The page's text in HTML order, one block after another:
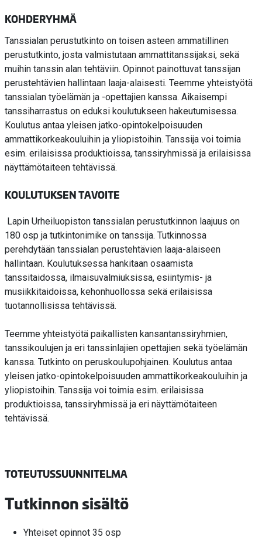
KOHDERYHMÄ
Tanssialan perustutkinto on toisen asteen ammatillinen
perustutkinto, josta valmistutaan ammattitanssijaksi, sekä
muihin tanssin alan tehtäviin. Opinnot painottuvat tanssijan
perustehtävien hallintaan laaja-alaisesti. Teemme yhteistyötä
tanssialan työelämän ja -opettajien kanssa. Aikaisempi
tanssiharrastus on eduksi koulutukseen hakeutumisessa.
Koulutus antaa yleisen jatko-opintokelpoisuuden
ammattikorkeakouluihin ja yliopistoihin. Tanssija voi toimia
esim. erilaisissa produktioissa, tanssiryhmissä ja erilaisissa
näyttämötaiteen tehtävissä.
KOULUTUKSEN TAVOITE
Lapin Urheiluopiston tanssialan perustutkinnon laajuus on
180 osp ja tutkintonimike on tanssija. Tutkinnossa
perehdytään tanssialan perustehtävien laaja-alaiseen
hallintaan. Koulutuksessa hankitaan osaamista
tanssitaidossa, ilmaisuvalmiuksissa, esiintymis- ja
musiikkitaidoissa, kehonhuollossa sekä erilaisissa
tuotannollisissa tehtävissä.
Teemme yhteistyötä paikallisten kansantanssiryhmien,
tanssikoulujen ja eri tanssinlajien opettajien sekä työelämän
kanssa. Tutkinto on peruskoulupohjainen. Koulutus antaa
yleisen jatko-opintokelpoisuuden ammattikorkeakouluihin ja
yliopistoihin. Tanssija voi toimia esim. erilaisissa
produktioissa, tanssiryhmissä ja eri näyttämötaiteen
tehtävissä.
TOTEUTUSSUUNNITELMA
Tutkinnon sisältö
Yhteiset opinnot 35 osp